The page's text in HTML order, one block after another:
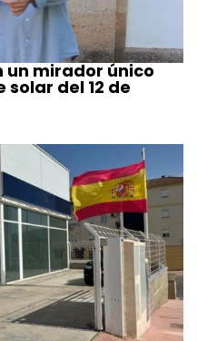
un mirador único
del 12 de